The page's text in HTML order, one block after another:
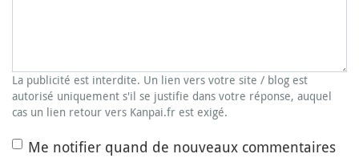
La publicité est interdite. Un lien vers votre site / blog est
autorisé uniquement s'il se justifie dans votre réponse, auquel
cas un lien retour vers Kanpai.fr est exigé.
Me notifier quand de nouveaux commentaires